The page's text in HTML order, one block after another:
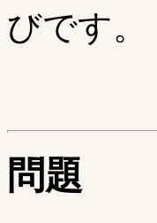
びです。
問題